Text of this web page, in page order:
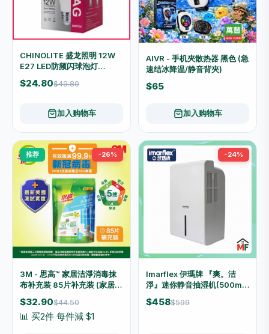
CHINOLITE 盛龙照明 12W
E27 LED防频闪球泡灯
(6500K冷白光/1100流明)
[附限量便携收纳袋]
$24.80$49.80
加入购物车
AIVR - 手机夾散热器 黑色 (急
速结冰降温/静音背夾)
$65
加入购物车
推荐 -26%
3M - 思高™ 家居洁淨消毒抹
布补充装 85片补充装 (家居消
毒湿纸巾) (857HK-85R)
$32.90$44.50
📊 买2件 每件減 $1
-24%
Imarflex 伊瑪牌 『爽。洁
淨』迷你静音抽湿机(500ml)
IDH-500ML
$458$599